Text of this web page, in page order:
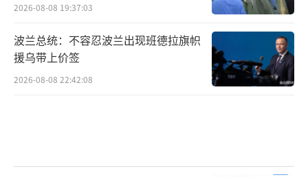
2026-08-08 19:37:03
波兰总统：不容忍波兰出现班德拉旗帜
援乌带上价签
2026-08-08 22:42:08